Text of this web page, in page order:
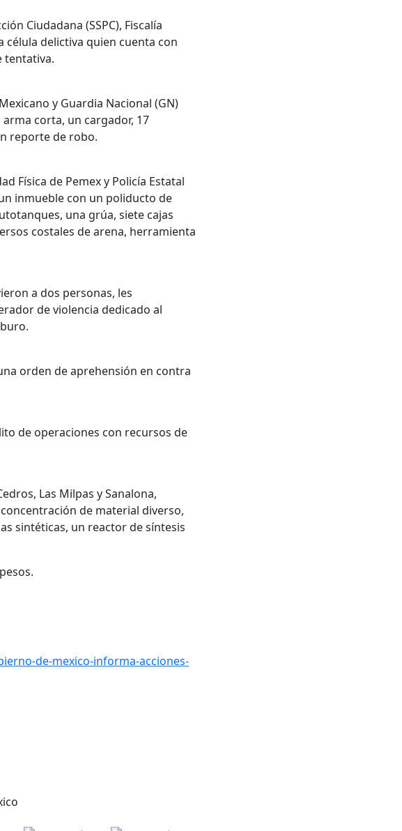
Ciudadana (SSPC), Fiscalía
célula delictiva quien cuenta con
tentativa.
y Guardia Nacional (GN)
corta, un cargador, 17
reporte de robo.
Física de Pemex y Policía Estatal
inmueble con un poliducto de
una grúa, siete cajas
costales de arena, herramienta
a dos personas, les
de violencia dedicado al
orden de aprehensión en contra
de operaciones con recursos de
Las Milpas y Sanalona,
de material diverso,
sintéticas, un reactor de síntesis
de-mexico-informa-acciones-